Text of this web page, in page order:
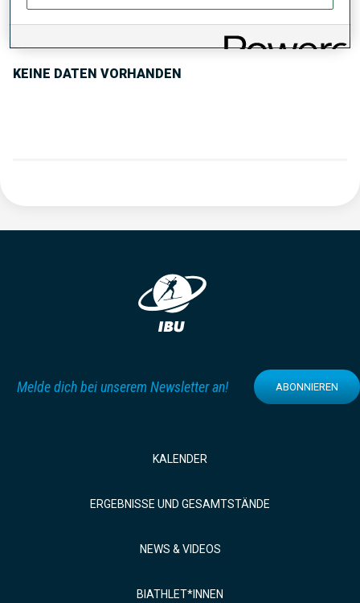
KEINE DATEN VORHANDEN
Melde dich bei unserem Newsletter an! ABONNIEREN
KALENDER
ERGEBNISSE UND GESAMTSTÄNDE
NEWS & VIDEOS
BIATHLET*INNEN